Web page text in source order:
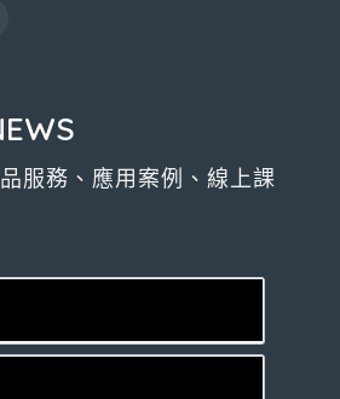
服務、應用案例、線上課